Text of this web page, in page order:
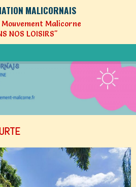
MALICORNAIS
Malicorne
NOS LOISIRS"